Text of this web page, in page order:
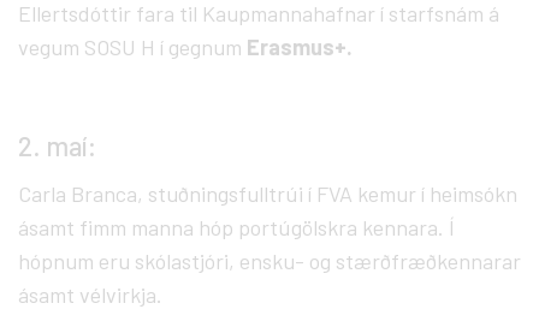
Ellertsdóttir fara til Kaupmannahafnar í starfsnám á
vegum SOSU H í gegnum Erasmus+.
2. maí:
Carla Branca, stuðningsfulltrúi í FVA kemur í heimsókn
ásamt fimm manna hóp portúgölskra kennara. Í
hópnum eru skólastjóri, ensku- og stærðfræðkennarar
ásamt vélvirkja.